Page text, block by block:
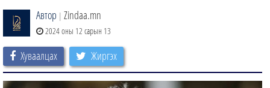
Автор | Zindaa.mn
2024 оны 12 сарын 13
Хуваалцах Жиргэх